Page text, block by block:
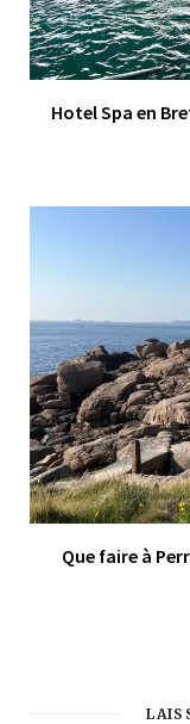
Hotel Spa en
Que faire à